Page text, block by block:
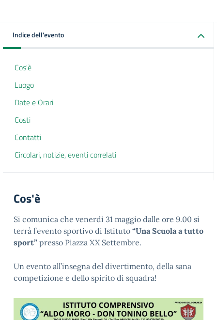
Indice dell'evento
Cos'è
Luogo
Date e Orari
Costi
Contatti
Circolari, notizie, eventi correlati
Cos'è
Si comunica che venerdì 31 maggio dalle ore 9.00 si
terrà l’evento sportivo di Istituto “Una Scuola a tutto
sport” presso Piazza XX Settembre.
Un evento all’insegna del divertimento, della sana
competizione e dello spirito di squadra!